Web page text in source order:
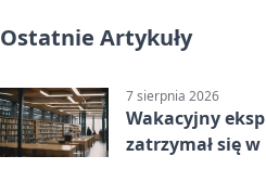
Ostatnie Artykuły
7 sierpnia 2026
Wakacyjny
zatrzymał się